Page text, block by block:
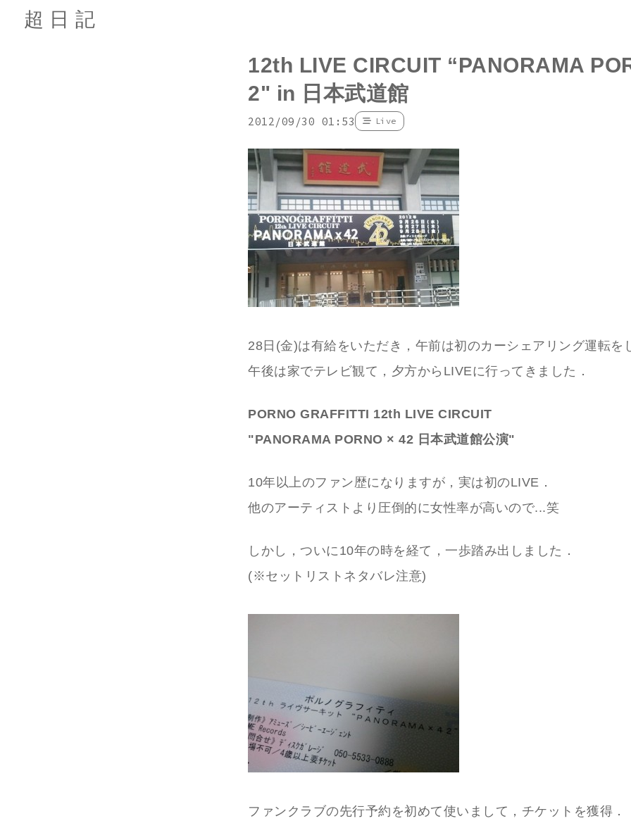
超日記
12th LIVE CIRCUIT “PANORAMA
2" in 日本武道館
2012/09/30 01:53 Live
28日(金)は有給をいただき，午前は初のカーシェアリング運転を
午後は家でテレビ観て，夕方からLIVEに行ってきました．
PORNO GRAFFITTI 12th LIVE CIRCUIT
"PANORAMA PORNO × 42 日本武道館公演"
10年以上のファン歴になりますが，実は初のLIVE．
他のアーティストより圧倒的に女性率が高いので...笑
しかし，ついに10年の時を経て，一歩踏み出しました．
(※セットリストネタバレ注意)
ファンクラブの先行予約を初めて使いまして，チケットを獲得．